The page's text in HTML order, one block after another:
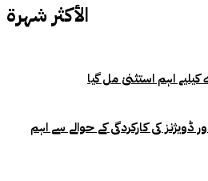
الأكثر شهرة
اہم استثنیٰ مل گیا
ڈویژنز کی کارکردگی کے حوالے سے اہم